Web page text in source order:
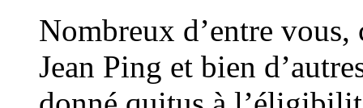
Nombreux d’entre
Jean Ping et bien